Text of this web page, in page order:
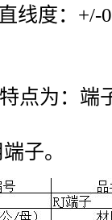
线度：+/-
点为：端
子。